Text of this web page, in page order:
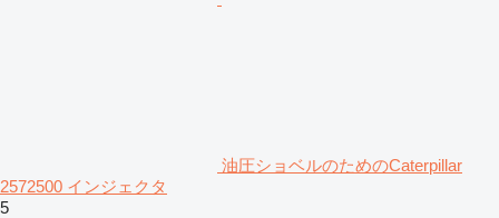
油圧ショベルのためのCaterpillar
2572500 インジェクタ
5